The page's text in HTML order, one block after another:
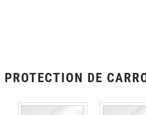
PROTECTION DE